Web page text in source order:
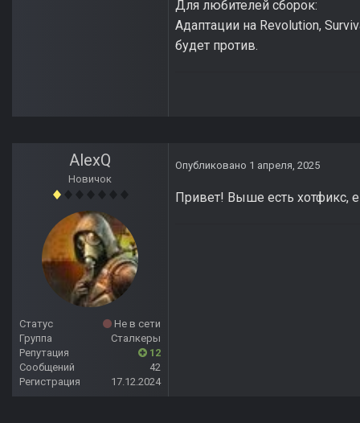
Для любителей сборок:
Адаптации на Revolution,
будет против.
AlexQ
Новичок
Статус
Не в сети
Группа
Сталкеры
Репутация
12
Сообщений
42
Регистрация
17.12.2024
Опубликовано 1 апреля, 2025
Привет! Выше есть хотфикс,